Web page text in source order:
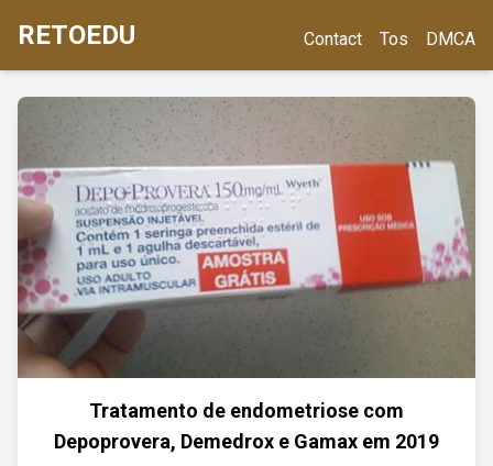
RETOEDU Contact Tos DMCA
Tratamento de endometriose com
Depoprovera, Demedrox e Gamax em 2019